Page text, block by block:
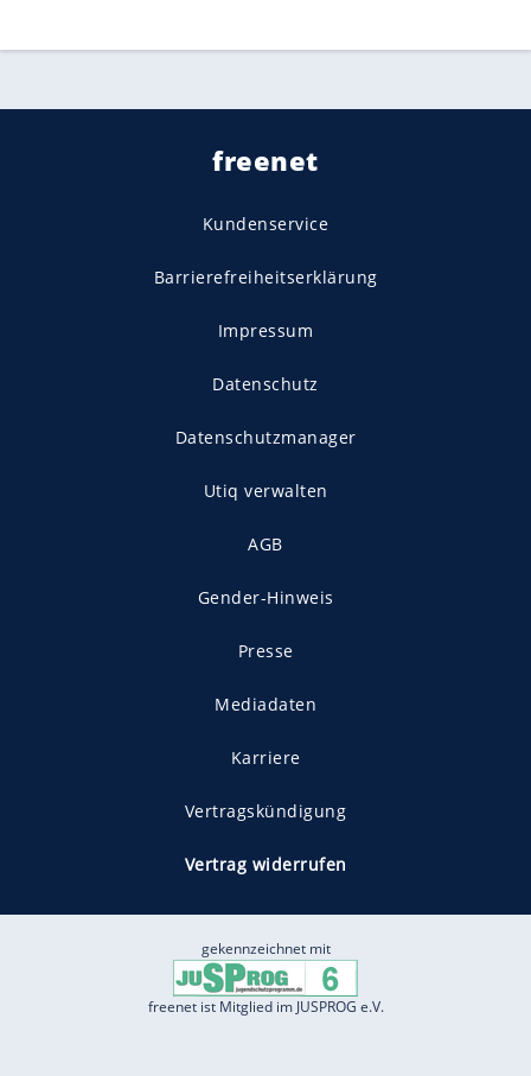
freenet
Kundenservice
Barrierefreiheitserklärung
Impressum
Datenschutz
Datenschutzmanager
Utiq verwalten
AGB
Gender-Hinweis
Presse
Mediadaten
Karriere
Vertragskündigung
Vertrag widerrufen
gekennzeichnet mit
freenet ist Mitglied im JUSPROG e.V.